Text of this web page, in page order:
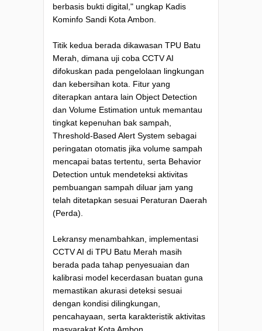
berbasis bukti digital," ungkap Kadis
Kominfo Sandi Kota Ambon.
Titik kedua berada dikawasan TPU Batu
Merah, dimana uji coba CCTV AI
difokuskan pada pengelolaan lingkungan
dan kebersihan kota. Fitur yang
diterapkan antara lain Object Detection
dan Volume Estimation untuk memantau
tingkat kepenuhan bak sampah,
Threshold-Based Alert System sebagai
peringatan otomatis jika volume sampah
mencapai batas tertentu, serta Behavior
Detection untuk mendeteksi aktivitas
pembuangan sampah diluar jam yang
telah ditetapkan sesuai Peraturan Daerah
(Perda).
Lekransy menambahkan, implementasi
CCTV AI di TPU Batu Merah masih
berada pada tahap penyesuaian dan
kalibrasi model kecerdasan buatan guna
memastikan akurasi deteksi sesuai
dengan kondisi dilingkungan,
pencahayaan, serta karakteristik aktivitas